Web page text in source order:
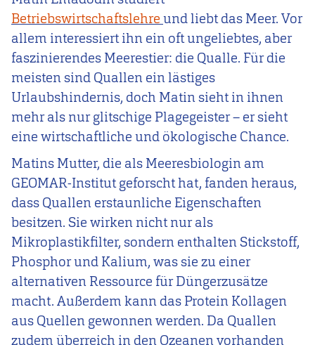
Betriebswirtschaftslehre und liebt das Meer. Vor
allem interessiert ihn ein oft ungeliebtes, aber
faszinierendes Meerestier: die Qualle. Für die
meisten sind Quallen ein lästiges
Urlaubshindernis, doch Matin sieht in ihnen
mehr als nur glitschige Plagegeister – er sieht
eine wirtschaftliche und ökologische Chance.
Matins Mutter, die als Meeresbiologin am
GEOMAR-Institut geforscht hat, fanden heraus,
dass Quallen erstaunliche Eigenschaften
besitzen. Sie wirken nicht nur als
Mikroplastikfilter, sondern enthalten Stickstoff,
Phosphor und Kalium, was sie zu einer
alternativen Ressource für Düngerzusätze
macht. Außerdem kann das Protein Kollagen
aus Quellen gewonnen werden. Da Quallen
zudem überreich in den Ozeanen vorhanden